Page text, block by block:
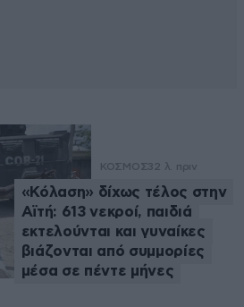
ΚΟΣΜΟΣ32 λ. πριν
«Κόλαση» δίχως τέλος στην
Αϊτή: 613 νεκροί, παιδιά
εκτελούνται και γυναίκες
βιάζονται από συμμορίες
μέσα σε πέντε μήνες